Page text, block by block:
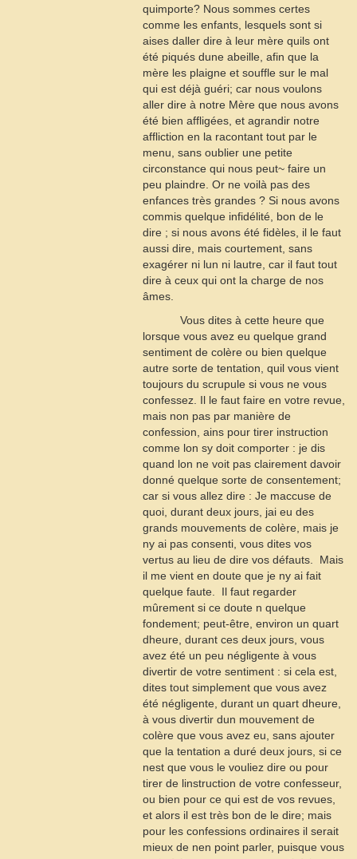
quimporte? Nous sommes certes
comme les enfants, lesquels sont si
aises daller dire à leur mère quils ont
été piqués dune abeille, afin que la
mère les plaigne et souffle sur le mal
qui est déjà guéri; car nous voulons
aller dire à notre Mère que nous avons
été bien affligées, et agrandir notre
affliction en la racontant tout par le
menu, sans oublier une petite
circonstance qui nous peut~ faire un
peu plaindre. Or ne voilà pas des
enfances très grandes ? Si nous avons
commis quelque infidélité, bon de le
dire ; si nous avons été fidèles, il le faut
aussi dire, mais courtement, sans
exagérer ni lun ni lautre, car il faut tout
dire à ceux qui ont la charge de nos
âmes.
Vous dites à cette heure que
lorsque vous avez eu quelque grand
sentiment de colère ou bien quelque
autre sorte de tentation, quil vous vient
toujours du scrupule si vous ne vous
confessez. Il le faut faire en votre revue,
mais non pas par manière de
confession, ains pour tirer instruction
comme lon sy doit comporter : je dis
quand lon ne voit pas clairement davoir
donné quelque sorte de consentement;
car si vous allez dire : Je maccuse de
quoi, durant deux jours, jai eu des
grands mouvements de colère, mais je
ny ai pas consenti, vous dites vos
vertus au lieu de dire vos défauts.  Mais
il me vient en doute que je ny ai fait
quelque faute.  Il faut regarder
mûrement si ce doute n quelque
fondement; peut-être, environ un quart
dheure, durant ces deux jours, vous
avez été un peu négligente à vous
divertir de votre sentiment : si cela est,
dites tout simplement que vous avez
été négligente, durant un quart dheure,
à vous divertir dun mouvement de
colère que vous avez eu, sans ajouter
que la tentation a duré deux jours, si ce
nest que vous le vouliez dire ou pour
tirer de linstruction de votre confesseur,
ou bien pour ce qui est de vos revues,
et alors il est très bon de le dire; mais
pour les confessions ordinaires il serait
mieux de nen point parler, puisque vous